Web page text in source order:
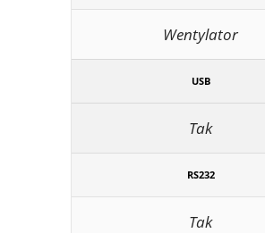
Wentylator
USB
Tak
RS232
Tak